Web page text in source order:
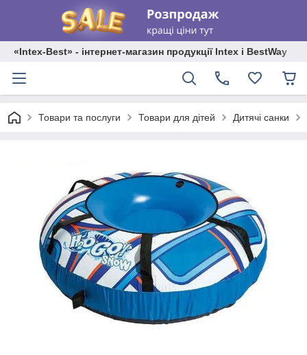
«Intex-Best» - інтернет-магазин продукції Intex і BestWay
Товари та послуги Товари для дітей Дитячі санки